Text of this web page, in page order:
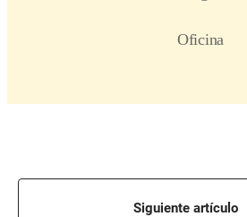
Siguiente artículo